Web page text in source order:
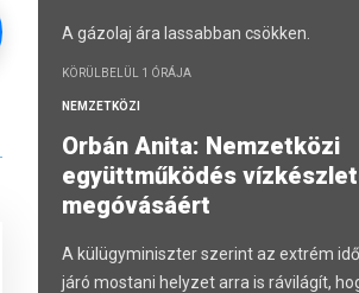
A gázolaj ára lassabban csökken.
KÖRÜLBELÜL 1 ÓRÁJA
NEMZETKÖZI
Orbán Anita: Nemzetközi
együttműködés
megóvásáért
A külügyminiszter szerint az extrém
járó mostani helyzet arra is rávilágít,